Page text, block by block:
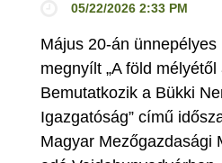
05/22/2026 2:33 PM
Május 20-án
megnyílt „A föld
Bemutatkozik a Bükki
Igazgatóság” című
Magyar Mezőgazdasági